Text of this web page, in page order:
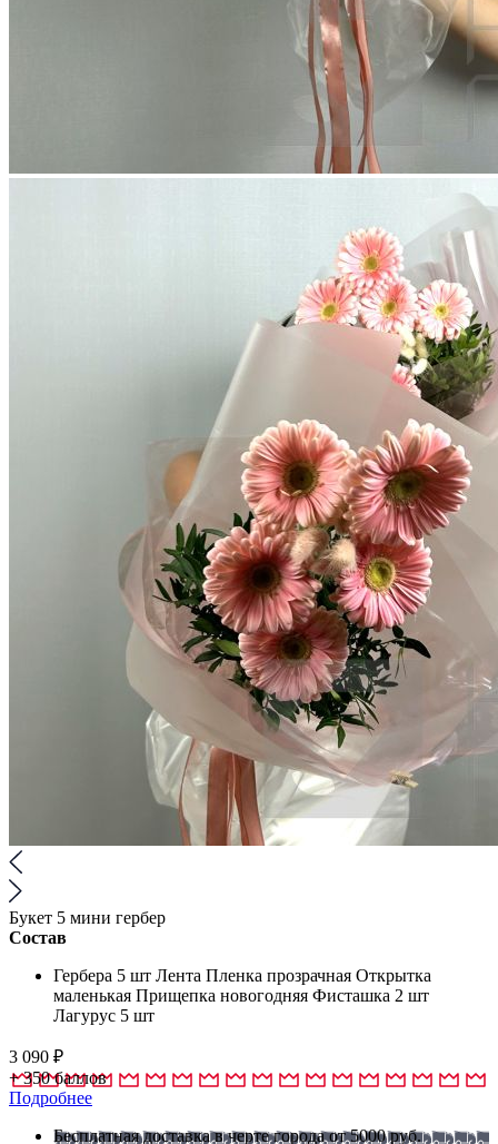
Букет 5 мини гербер
Состав
Гербера 5 шт Лента Пленка прозрачная Открытка
маленькая Прищепка новогодняя Фисташка 2 шт
Лагурус 5 шт
3 090 ₽
+350баллов
Подробнее
Бесплатная доставка в черте города от 5000 руб.